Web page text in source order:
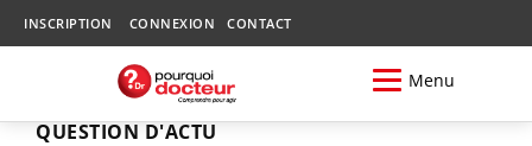
INSCRIPTION CONNEXION CONTACT
Menu
QUESTION D'ACTU